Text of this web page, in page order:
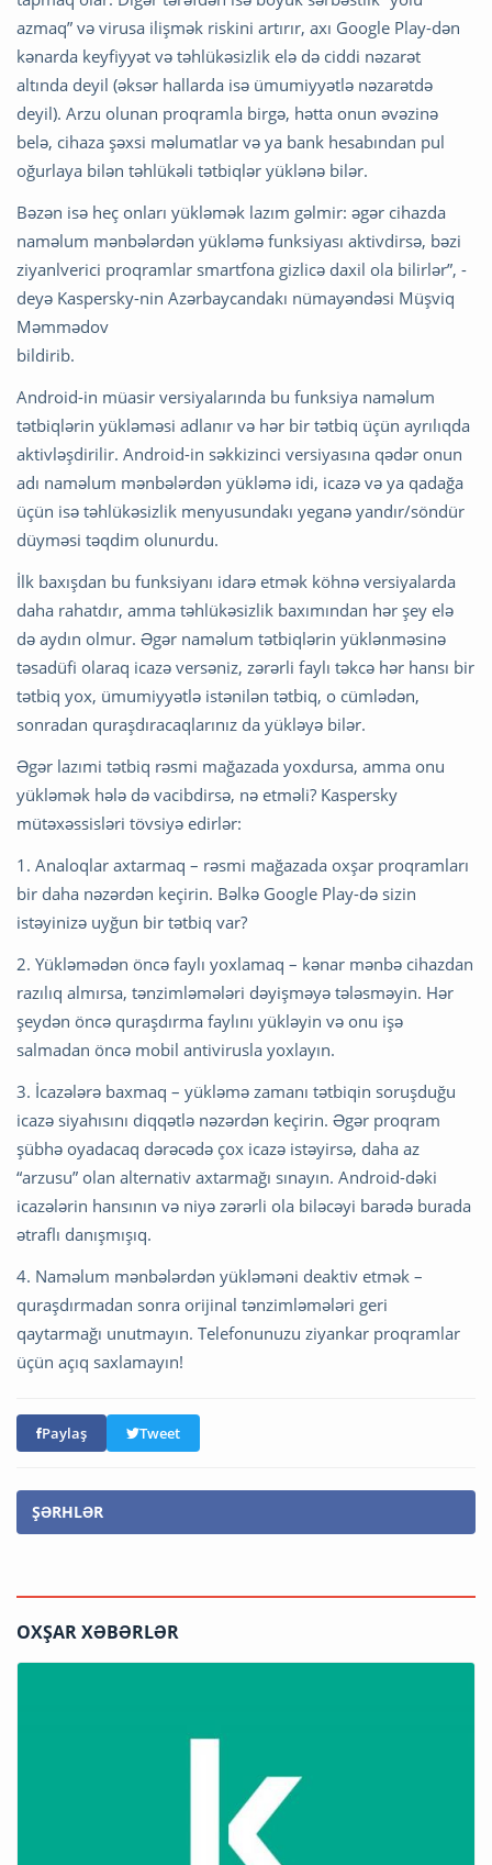
azmaq” və virusa ilişmək riskini artırır, axı Google Play-dən
kənarda keyfiyyət və təhlükəsizlik elə də ciddi nəzarət
altında deyil (əksər hallarda isə ümumiyyətlə nəzarətdə
deyil). Arzu olunan proqramla birgə, hətta onun əvəzinə
belə, cihaza şəxsi məlumatlar və ya bank hesabından pul
oğurlaya bilən təhlükəli tətbiqlər yüklənə bilər.
Bəzən isə heç onları yükləmək lazım gəlmir: əgər cihazda
naməlum mənbələrdən yükləmə funksiyası aktivdirsə, bəzi
ziyanlverici proqramlar smartfona gizlicə daxil ola bilirlər”, -
deyə Kaspersky-nin Azərbaycandakı nümayəndəsi Müşviq
Məmmədov
bildirib.
Android-in müasir versiyalarında bu funksiya naməlum
tətbiqlərin yükləməsi adlanır və hər bir tətbiq üçün ayrılıqda
aktivləşdirilir. Android-in səkkizinci versiyasına qədər onun
adı naməlum mənbələrdən yükləmə idi, icazə və ya qadağa
üçün isə təhlükəsizlik menyusundakı yeganə yandır/söndür
düyməsi təqdim olunurdu.
İlk baxışdan bu funksiyanı idarə etmək köhnə versiyalarda
daha rahatdır, amma təhlükəsizlik baxımından hər şey elə
də aydın olmur. Əgər naməlum tətbiqlərin yüklənməsinə
təsadüfi olaraq icazə versəniz, zərərli faylı təkcə hər hansı bir
tətbiq yox, ümumiyyətlə istənilən tətbiq, o cümlədən,
sonradan quraşdıracaqlarınız da yükləyə bilər.
Əgər lazımi tətbiq rəsmi mağazada yoxdursa, amma onu
yükləmək hələ də vacibdirsə, nə etməli? Kaspersky
mütəxəssisləri tövsiyə edirlər:
1. Analoqlar axtarmaq – rəsmi mağazada oxşar proqramları
bir daha nəzərdən keçirin. Bəlkə Google Play-də sizin
istəyinizə uyğun bir tətbiq var?
2. Yükləmədən öncə faylı yoxlamaq – kənar mənbə cihazdan
razılıq almırsa, tənzimləmələri dəyişməyə tələsməyin. Hər
şeydən öncə quraşdırma faylını yükləyin və onu işə
salmadan öncə mobil antivirusla yoxlayın.
3. İcazələrə baxmaq – yükləmə zamanı tətbiqin soruşduğu
icazə siyahısını diqqətlə nəzərdən keçirin. Əgər proqram
şübhə oyadacaq dərəcədə çox icazə istəyirsə, daha az
“arzusu” olan alternativ axtarmağı sınayın. Android-dəki
icazələrin hansının və niyə zərərli ola biləcəyi barədə burada
ətraflı danışmışıq.
4. Naməlum mənbələrdən yükləməni deaktiv etmək –
quraşdırmadan sonra orijinal tənzimləmələri geri
qaytarmağı unutmayın. Telefonunuzu ziyankar proqramlar
üçün açıq saxlamayın!
Paylaş Tweet
ŞƏRHLƏR
OXŞAR XƏBƏRLƏR